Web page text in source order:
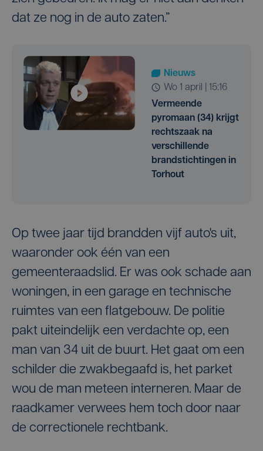
dat ze nog in de auto zaten.”
Nieuws
wo 1 april | 15:16
Vermeende
pyromaan (34) krijgt
rechtszaak na
verschillende
brandstichtingen in
Torhout
Op twee jaar tijd brandden vijf auto's uit,
waaronder ook één van een
gemeenteraadslid. Er was ook schade aan
woningen, in een garage en technische
ruimtes van een flatgebouw. De politie
pakt uiteindelijk een verdachte op, een
man van 34 uit de buurt. Het gaat om een
schilder die zwakbegaafd is, het parket
wou de man meteen interneren. Maar de
raadkamer verwees hem toch door naar
de correctionele rechtbank.